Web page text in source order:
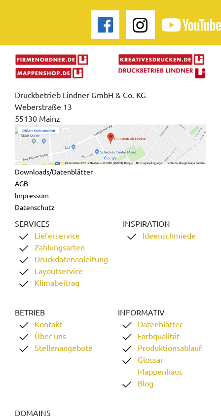
Druckbetrieb Lindner GmbH & Co. KG
Weberstraße 13
55130 Mainz
Downloads/Datenblätter
AGB
Impressum
Datenschutz
SERVICES
Lieferservice
Zahlungsarten
Druckdatenanleitung
Layoutservice
Klimabeitrag
INSPIRATION
Ideenschmiede
BETRIEB
Kontakt
Über uns
Stellenangebote
INFORMATIV
Datenblätter
Farbqualität
Produktionsablauf
Glossar
Mappenhaus
Blog
DOMAINS